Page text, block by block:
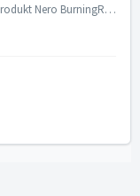
Nero Express ist nicht im eigenständigen Produkt Nero BurningRom enthalten. Nero Express wird im Offline-Handel verkauft. Nero Express ist in unserer Nero...